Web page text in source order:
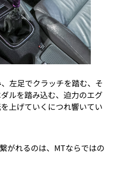
左足でクラッチを踏む、そ
ルを踏み込む、迫力のエグ
上げていくにつれ響いてい
がれるのは、MTならではの